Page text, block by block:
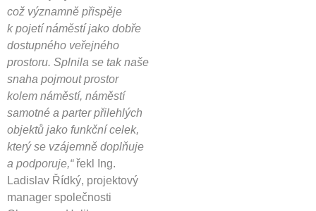
což významně přispěje
k pojetí náměstí jako dobře
dostupného veřejného
prostoru. Splnila se tak naše
snaha pojmout prostor
kolem náměstí, náměstí
samotné a parter přilehlých
objektů jako funkční celek,
který se vzájemně doplňuje
a podporuje,“řekl Ing.
Ladislav Řídký, projektový
manager společnosti